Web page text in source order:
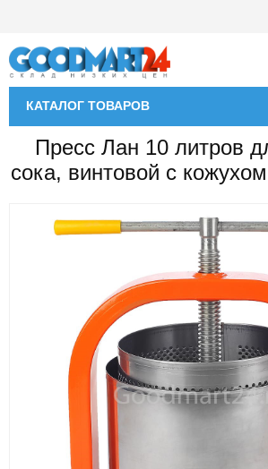
КАТАЛОГ ТОВАРОВ
Пресс Лан 10 литров
сока, винтовой с